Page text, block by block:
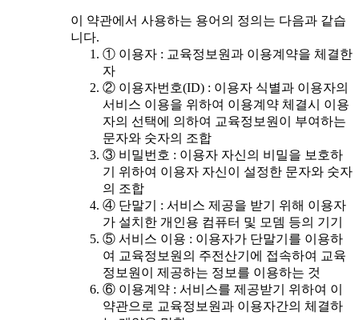
이 약관에서 사용하는 용어의 정의는 다음과 같습
니다.
① 이용자 : 교육정보원과 이용계약을 체결한
자
② 이용자번호(ID) : 이용자 식별과 이용자의
서비스 이용을 위하여 이용계약 체결시 이용
자의 선택에 의하여 교육정보원이 부여하는
문자와 숫자의 조합
③ 비밀번호 : 이용자 자신의 비밀을 보호하
기 위하여 이용자 자신이 설정한 문자와 숫자
의 조합
④ 단말기 : 서비스 제공을 받기 위해 이용자
가 설치한 개인용 컴퓨터 및 모뎀 등의 기기
⑤ 서비스 이용 : 이용자가 단말기를 이용하
여 교육정보원의 주전산기에 접속하여 교육
정보원이 제공하는 정보를 이용하는 것
⑥ 이용계약 : 서비스를 제공받기 위하여 이
약관으로 교육정보원과 이용자간의 체결하